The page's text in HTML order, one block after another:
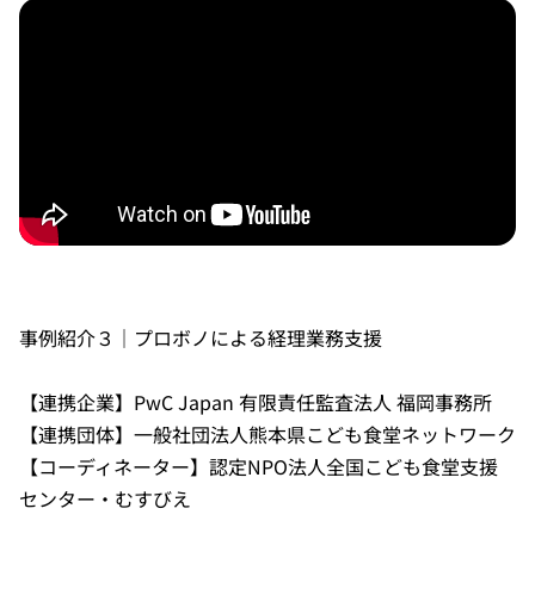
事例紹介３｜プロボノによる経理業務支援
【連携企業】PwC Japan 有限責任監査法人 福岡事務所
【連携団体】一般社団法人熊本県こども食堂ネットワーク
【コーディネーター】認定NPO法人全国こども食堂支援
センター・むすびえ